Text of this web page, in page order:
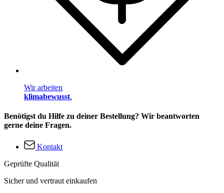
Wir arbeiten
klimabewusst.
Benötigst du Hilfe zu deiner Bestellung? Wir beantworten
gerne deine Fragen.
Kontakt
Geprüfte Qualität
Sicher und vertraut einkaufen